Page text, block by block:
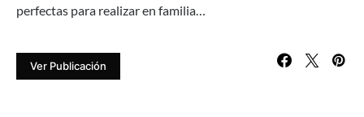
perfectas para realizar en familia…
Ver Publicación